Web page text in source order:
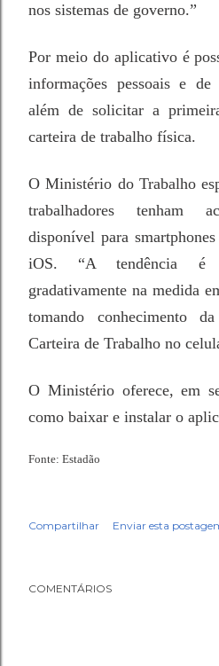
nos sistemas de governo.”
Por meio do aplicativo é
informações pessoais e
além de solicitar a
carteira de trabalho física.
O Ministério do Trabalho
trabalhadores tenham
disponível para
iOS. “A tendência é
gradativamente na medida
tomando conhecimento
Carteira de Trabalho no
O Ministério oferece, em
como baixar e instalar o
Fonte: Estadão
Compartilhar Enviar esta
COMENTÁRIOS